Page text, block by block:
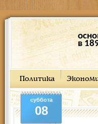
в
Политика
суббота
08